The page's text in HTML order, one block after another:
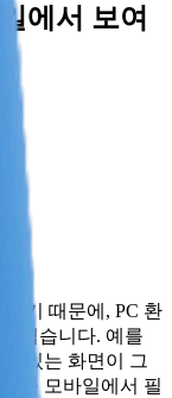
에서 보여
기 때문에, PC 환
렵습니다. 예를
있는 화면이 그
를 모바일에서 필